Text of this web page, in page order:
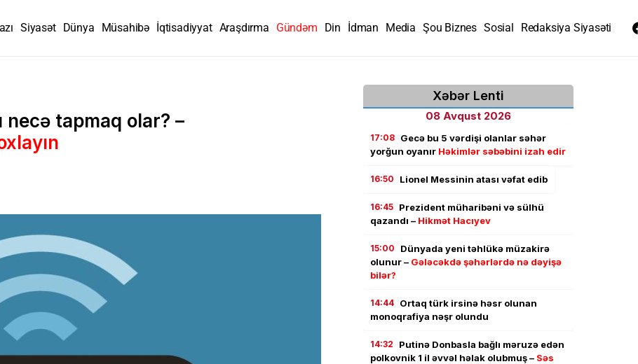
Siyasət Dünya Müsahibə İqtisadiyyat Araşdırma Gündəm Din İdman Media Şou Biznes Sosial Redaksiya Siyasəti
tapmaq olar? –
Xəbər Lenti
08 Avqust 2026
17:08 Gecə bu 5 vərdişi olanlar səhər
yorğun oyanır Həkimlər səbəbini izah edir
16:50 Lionel Messinin atası vəfat edib
16:45 Prezident müharibəni və sülhü
qazandı – Hikmət Hacıyev
15:00
Dünyada yeni təhlükə müzakirə
olunur – Gələcəkdə şəhərlərdə nə dəyişə
bilər?
14:44 Ortaq türk irsinə həsr olunan
monoqrafiya nəşr olundu
14:32
Putinə Donbasla bağlı məruzə edən
polkovnik 1 il əvvəl həlak olubmuş – Səs